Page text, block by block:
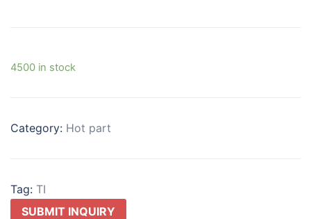
4500 in stock
Category: Hot part
Tag: TI
SUBMIT INQUIRY